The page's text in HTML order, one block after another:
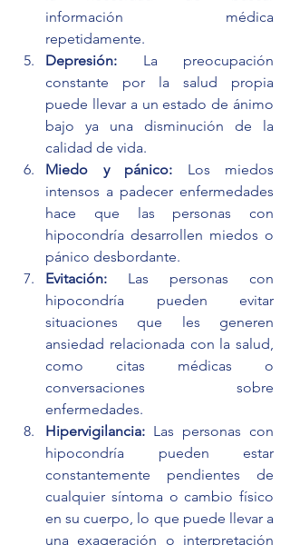
información médica
repetidamente.
Depresión: La preocupación
constante por la salud propia
puede llevar a un estado de ánimo
bajo ya una disminución de la
calidad de vida.
Miedo y pánico: Los miedos
intensos a padecer enfermedades
hace que las personas con
hipocondría desarrollen miedos o
pánico desbordante.
Evitación: Las personas con
hipocondría pueden evitar
situaciones que les generen
ansiedad relacionada con la salud,
como citas médicas o
conversaciones sobre
enfermedades.
Hipervigilancia: Las personas con
hipocondría pueden estar
constantemente pendientes de
cualquier síntoma o cambio físico
en su cuerpo, lo que puede llevar a
una exageración o interpretación